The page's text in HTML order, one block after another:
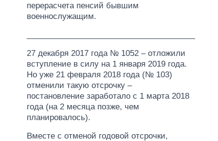
перерасчета пенсий бывшим
военнослужащим.
27 декабря 2017 года № 1052 – отложили
вступление в силу на 1 января 2019 года.
Но уже 21 февраля 2018 года (№ 103)
отменили такую отсрочку –
постановление заработало с 1 марта 2018
года (на 2 месяца позже, чем
планировалось).
Вместе с отменой годовой отсрочки,